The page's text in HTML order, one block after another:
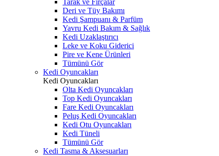
Tarak ve Fırçalar
Deri ve Tüy Bakımı
Kedi Şampuanı & Parfüm
Yavru Kedi Bakım & Sağlık
Kedi Uzaklaştırıcı
Leke ve Koku Giderici
Pire ve Kene Ürünleri
Tümünü Gör
Kedi Oyuncakları
Kedi Oyuncakları
Olta Kedi Oyuncakları
Top Kedi Oyuncakları
Fare Kedi Oyuncakları
Peluş Kedi Oyuncakları
Kedi Otu Oyuncakları
Kedi Tüneli
Tümünü Gör
Kedi Tasma & Aksesuarları